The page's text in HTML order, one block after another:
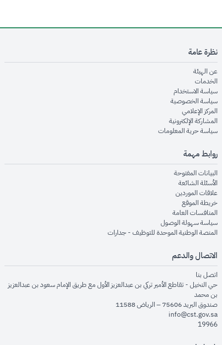
نظرة عامة
عن الهيئةopens in new window
الخدماتopens in new window
سياسة الاستخدامopens in new window
سياسة الخصوصيةopens in new window
المركز الإعلاميopens in new window
المشاركة الإلكترونيةopens in new window
سياسة حرية المعلوماتopens in new window
روابط مهمة
البيانات المفتوحةopens in new window
الأسئلة الشائعةopens in new window
علاقات الموردينopens in new window
خريطة الموقعopens in new window
المنافسات العامةopens in new window
سياسة سهولة الوصولopens in new window
المنصة الوطنية الموحدة للتوظيف - جداراتopens in new window
الاتصال والدعم
اتصل بنا
حي النخيل - تقاطع الأمير تركي بن عبدالعزيز الأول مع طريق الإمام سعود بن عبدالعزيز
بن محمد
صندوق البريد 75606 – الرياض 11588
info@cst.gov.sa
19966